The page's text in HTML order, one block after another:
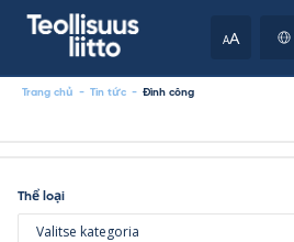
AA
Trang chủ - Tin tức - Đình công
Thể loại
Valitse kategoria